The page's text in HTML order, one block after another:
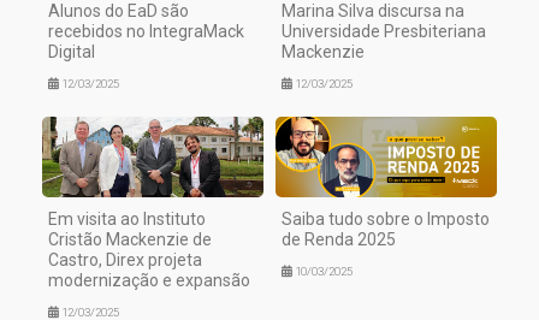
Alunos do EaD são
recebidos no IntegraMack
Digital
12/03/2025
Marina Silva discursa na
Universidade Presbiteriana
Mackenzie
12/03/2025
Em visita ao Instituto
Cristão Mackenzie de
Castro, Direx projeta
modernização e expansão
12/03/2025
Saiba tudo sobre o Imposto
de Renda 2025
10/03/2025